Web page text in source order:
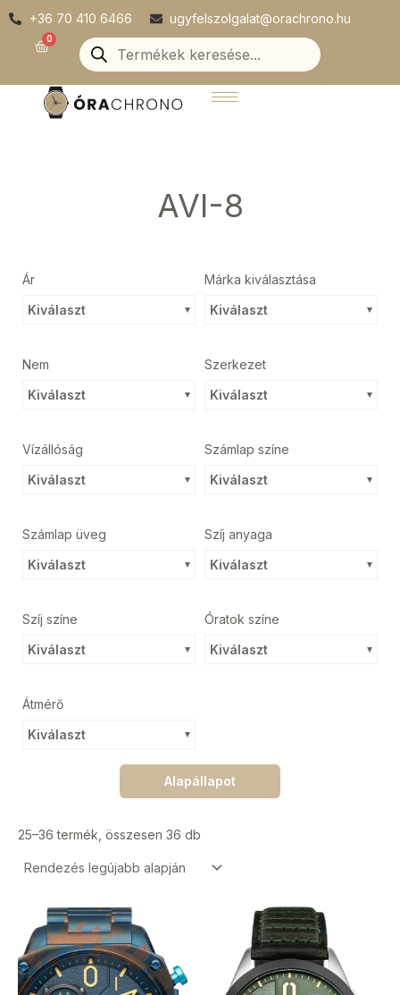
content
+36 70 410 6466 ugyfelszolgalat@orachrono.hu
0Kosársearch
AVI-8
Ár
Kiválaszt
Márka kiválasztása
Kiválaszt
Nem
Kiválaszt
Szerkezet
Kiválaszt
Vízállóság
Kiválaszt
Számlap színe
Kiválaszt
Számlap üveg
Kiválaszt
Szíj anyaga
Kiválaszt
Szíj színe
Kiválaszt
Óratok színe
Kiválaszt
Átmérő
Kiválaszt
Alapállapot
25–36 termék, összesen 36 db